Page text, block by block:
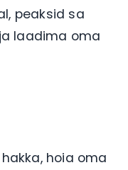
peaksid sa
laadima oma
hoia oma